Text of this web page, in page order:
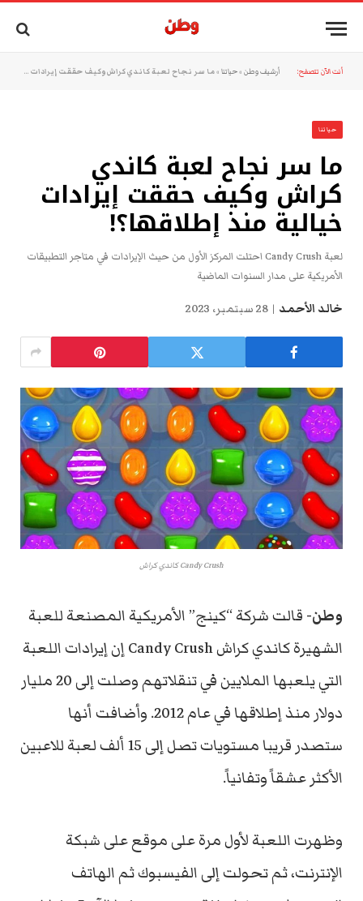
أنت الآن تتصفح: أرشيف وطن »حياتنا »ما سر نجاح لعبة كاندي كراش وكيف حققت إيرادات خيالية منذ إطلاقها؟!
حياتنا
ما سر نجاح لعبة كاندي
كراش وكيف حققت إيرادات
خيالية منذ إطلاقها؟!
لعبة Candy Crush احتلت المركز الأول من حيث الإيرادات في متاجر التطبيقات
الأمريكية على مدار السنوات الماضية
خالد الأحمد 28 سبتمبر، 2023
Candy Crush كاندي كراش
وطن- قالت شركة “كينج” الأمريكية المصنعة للعبة
الشهيرة كاندي كراش Candy Crush إن إيرادات اللعبة
التي يلعبها الملايين في تنقلاتهم وصلت إلى 20 مليار
دولار منذ إطلاقها في عام 2012. وأضافت أنها
ستصدر قريبا مستويات تصل إلى 15 ألف لعبة للاعبين
الأكثر عشقاً وتفانياً.
وظهرت اللعبة لأول مرة على موقع على شبكة
الإنترنت، ثم تحولت إلى الفيسبوك ثم الهاتف